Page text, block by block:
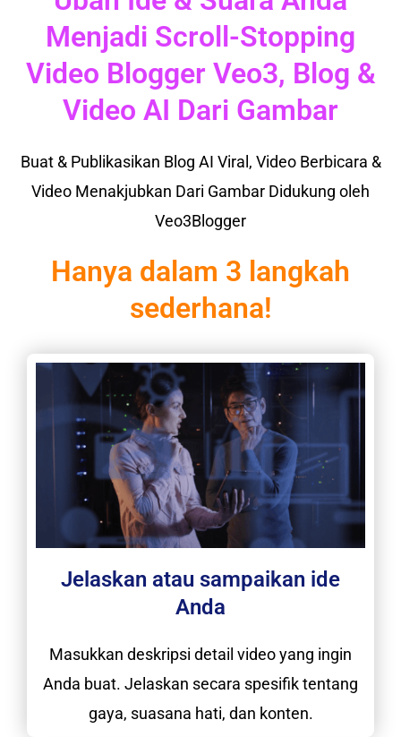
Menjadi Scroll-Stopping
Video Blogger Veo3, Blog &
Video AI Dari Gambar
Buat & Publikasikan Blog AI Viral, Video Berbicara &
Video Menakjubkan Dari Gambar Didukung oleh
Veo3Blogger
Hanya dalam 3 langkah
sederhana!
Jelaskan atau sampaikan ide
Anda
Masukkan deskripsi detail video yang ingin
Anda buat. Jelaskan secara spesifik tentang
gaya, suasana hati, dan konten.